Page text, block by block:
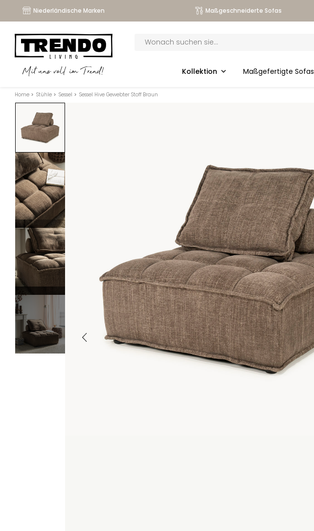
Niederländische Marken Maßgeschneiderte Sofas
Mit uns voll im Trend!
search
Kollektion Maßgefertigte Sofas
Home > Stühle > Sessel > Sessel Hive Gewebter Stoff Braun